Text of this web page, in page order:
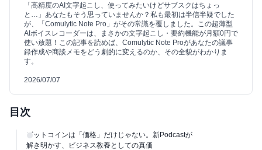
「高精度のAI文字起こし、使ってみたいけどサブスクはちょっ
と…」あなたもそう思っていませんか？私も最初は半信半疑でした
が、「Comulytic Note Pro」がその常識を覆しました。この超薄型
AIボイスレコーダーは、まさかの文字起こし・要約機能が月額0円で
使い放題！この記事を読めば、Comulytic Note Proがあなたの議事
録作成や商談メモをどう劇的に変えるのか、その全貌がわかりま
す。
2026/07/07
目次
ビットコインは「価格」だけじゃない。新Podcastが
解き明かす、ビジネス教養としての真価